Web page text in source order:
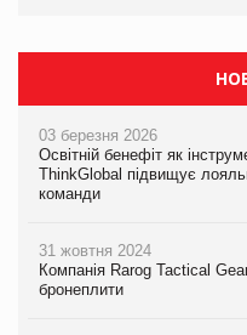
03 березня 2026
Освітній бенефіт як
ThinkGlobal підвищує
команди
31 жовтня 2024
Компанія Rarog Tactical
бронеплити